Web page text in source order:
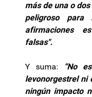
más de una o
peligroso
afirmaciones
falsas".
Y suma:
“No
levonorgestrel ni
ningún impacto